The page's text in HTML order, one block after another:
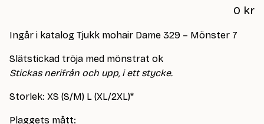
0 kr
Ingår i katalog Tjukk mohair Dame 329 – Mönster 7
Slätstickad tröja med mönstrat ok
Stickas nerifrån och upp, i ett stycke.
Storlek: XS (S/M) L (XL/2XL)*
Plaggets mått: